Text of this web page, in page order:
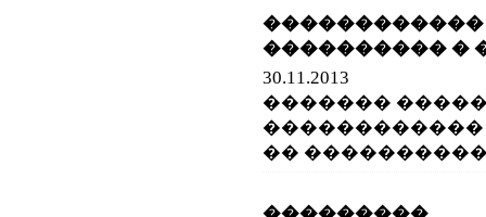
���������� �
30.11.2013
�������
��